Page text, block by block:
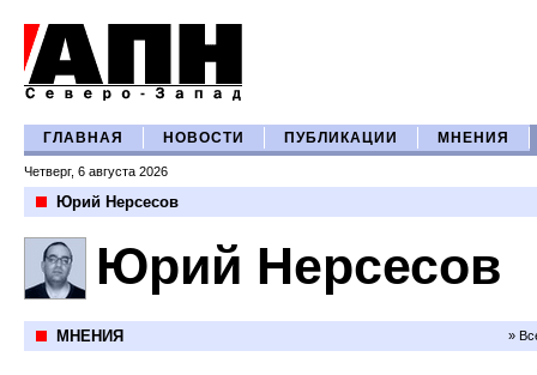
ГЛАВНАЯ НОВОСТИ ПУБЛИКАЦИИ МНЕНИЯ
Четверг, 6 августа 2026
Юрий Нерсесов
Юрий Нерсесов
МНЕНИЯ »